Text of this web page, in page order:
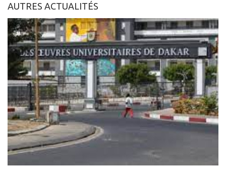
AUTRES ACTUALITÉS